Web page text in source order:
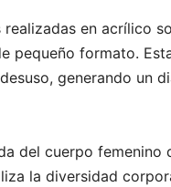
en acrílico
pequeño formato.
generando un
del cuerpo femenino
la diversidad